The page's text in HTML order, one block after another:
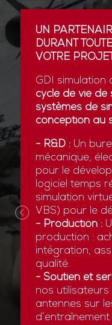
UN
DURANT
VOTRE
GDI simulation
cycle de vie de
systèmes de
conception au
- R&D :Un
mécanique,
pour le
logiciel temps
simulation
VBS) pour le
- Production :
production :
intégration,
qualité.
- Soutien et
nos
antennes sur